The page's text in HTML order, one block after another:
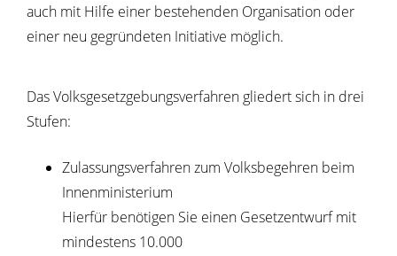
auch mit Hilfe einer bestehenden Organisation oder
einer neu gegründeten Initiative möglich.
Das Volksgesetzgebungsverfahren gliedert sich in drei
Stufen:
Zulassungsverfahren zum Volksbegehren beim
Innenministerium
Hierfür benötigen Sie einen Gesetzentwurf mit
mindestens 10.000